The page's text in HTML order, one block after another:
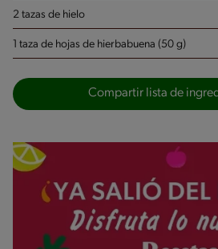
2 tazas de hielo
1 taza de hojas de hierbabuena (50 g)
Compartir lista de